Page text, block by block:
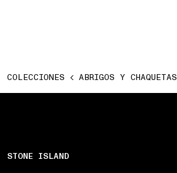
COLECCIONES ABRIGOS Y CHAQUETAS
STONE ISLAND